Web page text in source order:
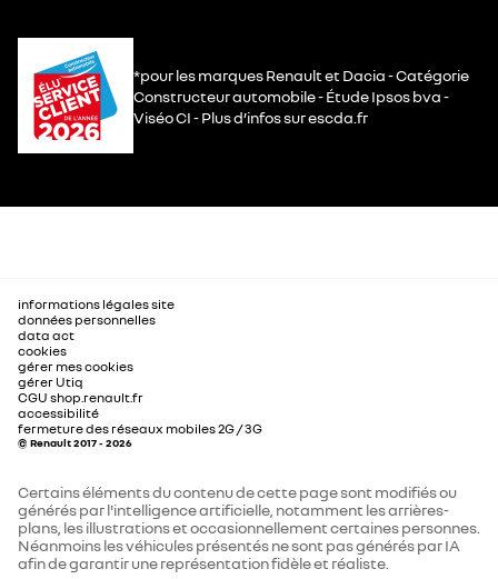
*pour les marques Renault et Dacia - Catégorie
Constructeur automobile - Étude Ipsos bva -
Viséo CI - Plus d’infos sur escda.fr
informations légales site
données personnelles
data act
cookies
gérer mes cookies
gérer Utiq
CGU shop.renault.fr
accessibilité
fermeture des réseaux mobiles 2G / 3G
© Renault 2017 - 2026
Certains éléments du contenu de cette page sont modifiés ou
générés par l'intelligence artificielle, notamment les arrières-
plans, les illustrations et occasionnellement certaines personnes.
Néanmoins les véhicules présentés ne sont pas générés par IA
afin de garantir une représentation fidèle et réaliste.